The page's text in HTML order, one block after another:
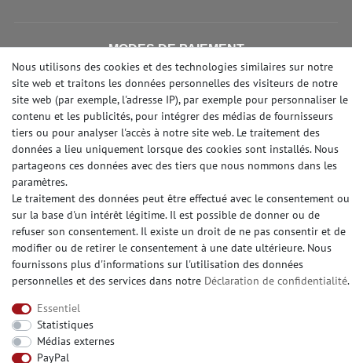
MODES DE PAIEMENT
DES MÉDIAS SOCIAUX
© Copyright 2026 | e-Delux GmbH
Nous utilisons des cookies et des technologies similaires sur notre
site web et traitons les données personnelles des visiteurs de notre
site web (par exemple, l'adresse IP), par exemple pour personnaliser le
contenu et les publicités, pour intégrer des médias de fournisseurs
tiers ou pour analyser l'accès à notre site web. Le traitement des
données a lieu uniquement lorsque des cookies sont installés. Nous
partageons ces données avec des tiers que nous nommons dans les
paramètres.
Le traitement des données peut être effectué avec le consentement ou
sur la base d'un intérêt légitime. Il est possible de donner ou de
refuser son consentement. Il existe un droit de ne pas consentir et de
modifier ou de retirer le consentement à une date ultérieure. Nous
fournissons plus d'informations sur l'utilisation des données
personnelles et des services dans notre Déclaration de confidentialité.
Essentiel
Statistiques
Médias externes
PayPal